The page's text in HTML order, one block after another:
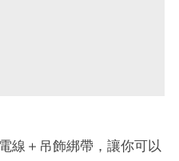
線＋吊飾綁帶，讓你可以